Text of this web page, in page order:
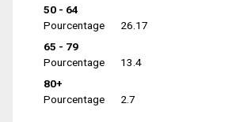
50 - 64
Pourcentage
26.17
65 - 79
Pourcentage
13.4
80+
Pourcentage
2.7